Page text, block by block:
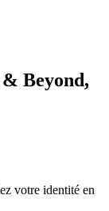
Beyond,
votre identité en